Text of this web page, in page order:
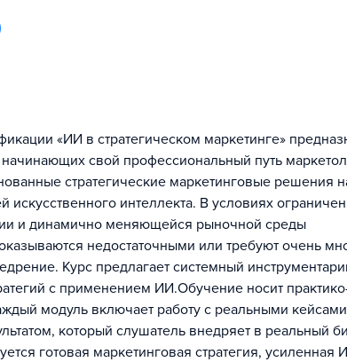
«ИИ в стратегическом маркетинге»
свой профессиональный путь
стратегические маркетинговые решения
интеллекта. В условиях
и динамично меняющейся рыночной среды
недостаточными или требуют очень
Курс предлагает системный
с применением ИИ.Обучение носит
модуль включает работу с реальными
который слушатель внедряет в реальный
готовая маркетинговая стратегия, усиленная